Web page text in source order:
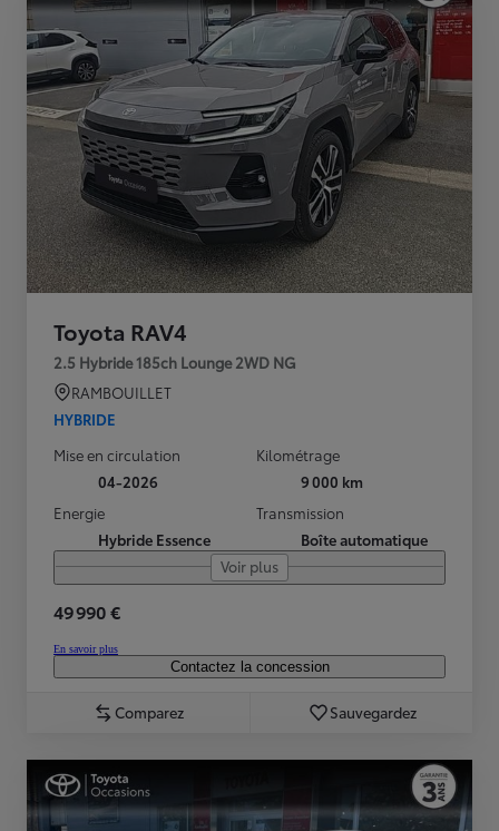
Toyota RAV4
2.5 Hybride 185ch Lounge 2WD NG
RAMBOUILLET
HYBRIDE
Mise en circulation
04-2026
Kilométrage
9 000 km
Energie
Hybride Essence
Transmission
Boîte automatique
Voir plus
49 990 €
En savoir plus
Contactez la concession
Comparez Sauvegardez